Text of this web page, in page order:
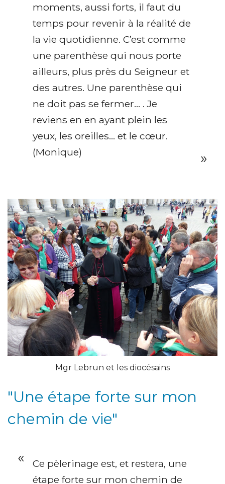
moments, aussi forts, il faut du
temps pour revenir à la réalité de
la vie quotidienne. C’est comme
une parenthèse qui nous porte
ailleurs, plus près du Seigneur et
des autres. Une parenthèse qui
ne doit pas se fermer… . Je
reviens en en ayant plein les
yeux, les oreilles… et le cœur.
(Monique)
Mgr Lebrun et les diocésains
"Une étape forte sur mon
chemin de vie"
Ce pèlerinage est, et restera, une
étape forte sur mon chemin de